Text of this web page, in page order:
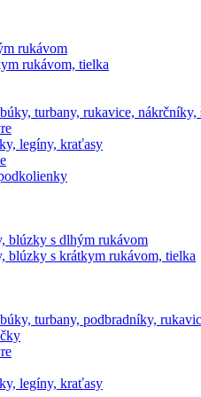
rukávom
rukávom, tielka
turbany, rukavice, nákrčníky,
legíny, kraťasy
blúzky s dlhým rukávom
blúzky s krátkym rukávom, tielka
turbany, podbradníky,
legíny, kraťasy